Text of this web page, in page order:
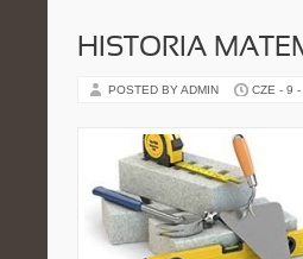
HISTORIA
POSTED BY ADMIN CZE - 9